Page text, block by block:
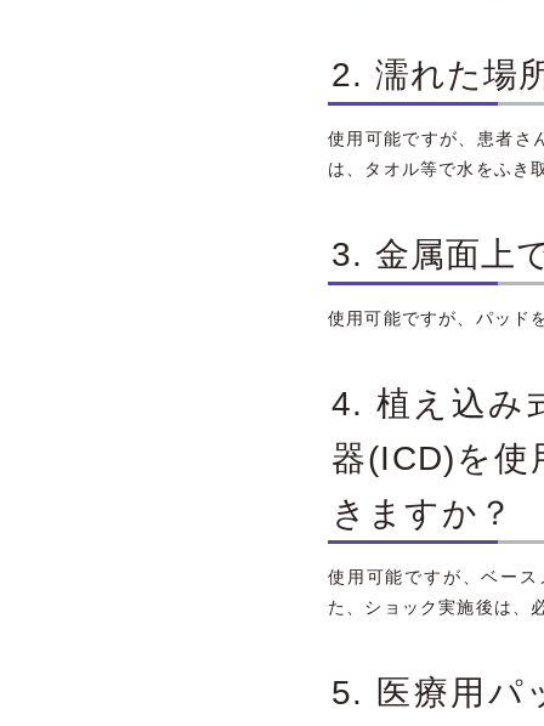
2. 濡れた場
使用可能ですが、患者さ
は、タオル等で水をふき
3. 金属面上
使用可能ですが、パッド
4. 植え込み
器(ICD)を
きますか？
使用可能ですが、ベー
た、ショック実施後は、
5. 医療用パ